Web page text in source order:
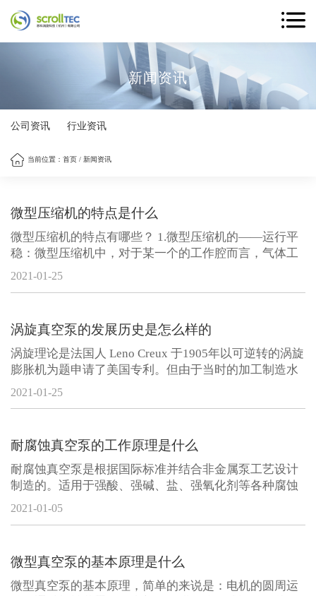
新闻资讯
公司资讯 行业资讯
当前位置： 首页/ 新闻资讯
微型压缩机的特点是什么
2021-01-25
微型压缩机的特点有哪些？ 1.微型压缩机的——运行平
稳：微型压缩机中，对于某一个的工作腔而言，气体工
质的吸入、压缩和排除是在偏心轮轴转动两周内完成
涡旋真空泵的发展历史是怎么样的
2021-01-25
涡旋理论是法国人 Leno Creux 于1905年以可逆转的涡旋
膨胀机为题申请了美国专利。但由于当时的加工制造水
平有限，涡旋盘涡旋齿型线的加工精度无法得到保证，
耐腐蚀真空泵的工作原理是什么
2021-01-05
耐腐蚀真空泵是根据国际标准并结合非金属泵工艺设计
制造的。适用于强酸、强碱、盐、强氧化剂等各种腐蚀
性介质的长期运输。它的外壳由内衬聚全乙丙烯(FEP)的
微型真空泵的基本原理是什么
微型真空泵的基本原理，简单的来说是：电机的圆周运